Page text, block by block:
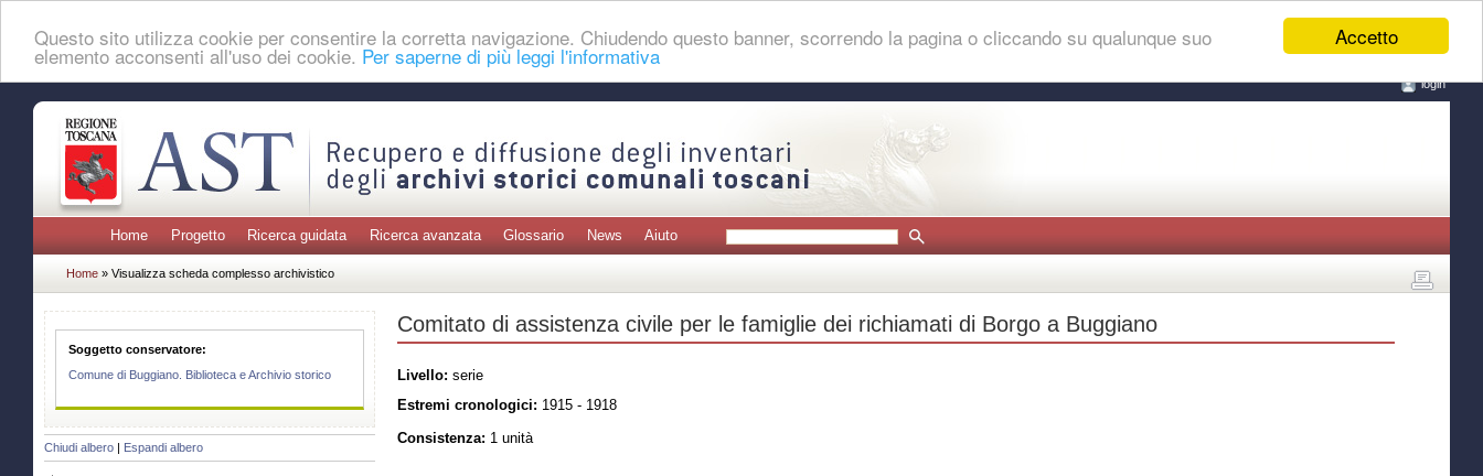
Accetto
Questo sito utilizza cookie per consentire la corretta navigazione. Chiudendo questo banner, scorrendo la pagina o cliccando su qualunque suo
elemento acconsenti all'uso dei cookie. Per saperne di più leggi l'informativa
login
Home Progetto Ricerca guidata Ricerca avanzata Glossario News Aiuto
Home » Visualizza scheda complesso archivistico
Soggetto conservatore:
Comune di Buggiano. Biblioteca e Archivio storico
Chiudi albero Espandi albero
Comitato di assistenza civile per le famiglie dei richiamati di Borgo a Buggiano
Livello: serie
Estremi cronologici: 1915 - 1918
Consistenza: 1 unità